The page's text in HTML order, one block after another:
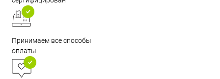
Принимаем все способы
оплаты